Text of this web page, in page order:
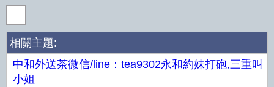
相關主題:
中和外送茶微信/line：tea9302永和約妹打砲,三重叫
小姐